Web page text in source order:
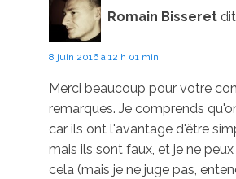
Romain Bisseret
8 juin 2016 à 12 h 01 min
Merci beaucoup pour votre
remarques. Je comprends
car ils ont l'avantage d'être
mais ils sont faux, et je ne
cela (mais je ne juge pas,